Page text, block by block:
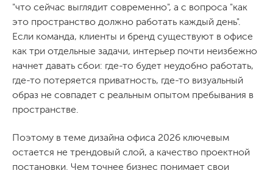
"что сейчас выглядит современно", а с вопроса "как
это пространство должно работать каждый день".
Если команда, клиенты и бренд существуют в офисе
как три отдельные задачи, интерьер почти неизбежно
начнет давать сбои: где-то будет неудобно работать,
где-то потеряется приватность, где-то визуальный
образ не совпадет с реальным опытом пребывания в
пространстве.
Поэтому в теме дизайна офиса 2026 ключевым
остается не трендовый слой, а качество проектной
постановки. Чем точнее бизнес понимает свои